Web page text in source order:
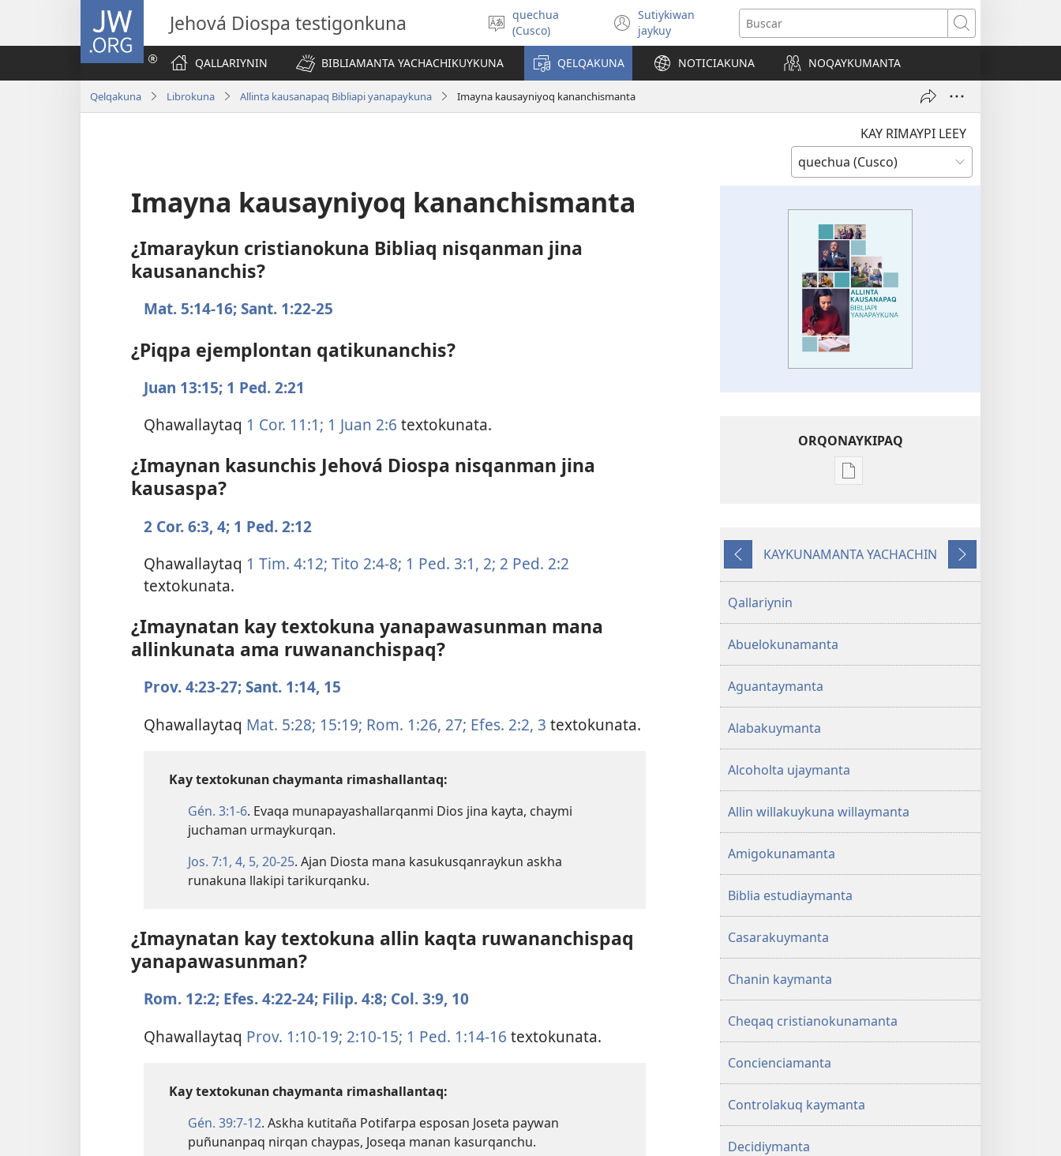
JW.ORG
Jehová Diospa testigonkuna
Simita
akllay
quechua
(Cusco)
Sutiykiwan
jaykuy(abre
una
nueva
ventana)
Buscar
QALLARIYNIN BIBLIAMANTA YACHACHIKUYKUNA QELQAKUNA NOTICIAKUNA NOQAYKUMANTA
Qelqakuna Librokuna Allinta kausanapaq Bibliapi yanapaykuna Imayna kausayniyoq kananchismanta
KAY RIMAYPI LEEY
Imayna kausayniyoq kananchismanta
¿Imaraykun cristianokuna Bibliaq nisqanman jina
kausananchis?
Mat. 5:​14-16; Sant. 1:​22-25
¿Piqpa ejemplontan qatikunanchis?
Juan 13:15; 1 Ped. 2:21
Qhawallaytaq 1 Cor. 11:1; 1 Juan 2:6 textokunata.
¿Imaynan kasunchis Jehová Diospa nisqanman jina
kausaspa?
2 Cor. 6:​3, 4; 1 Ped. 2:12
Qhawallaytaq 1 Tim. 4:12; Tito 2:​4-8; 1 Ped. 3:​1, 2; 2 Ped. 2:2
textokunata.
¿Imaynatan kay textokuna yanapawasunman mana
allinkunata ama ruwananchispaq?
Prov. 4:​23-27; Sant. 1:​14, 15
Qhawallaytaq Mat. 5:28; 15:19; Rom. 1:​26, 27; Efes. 2:​2, 3 textokunata.
Kay textokunan chaymanta rimashallantaq:
Gén. 3:​1-6. Evaqa munapayashallarqanmi Dios jina kayta, chaymi
juchaman urmaykurqan.
Jos. 7:​1, 4, 5, 20-25. Ajan Diosta mana kasukusqanraykun askha
runakuna llakipi tarikurqanku.
¿Imaynatan kay textokuna allin kaqta ruwananchispaq
yanapawasunman?
Rom. 12:2; Efes. 4:​22-24; Filip. 4:8; Col. 3:​9, 10
Qhawallaytaq Prov. 1:​10-19; 2:​10-15; 1 Ped. 1:​14-16 textokunata.
Kay textokunan chaymanta rimashallantaq:
Gén. 39:​7-12. Askha kutitaña Potifarpa esposan Joseta paywan
puñunanpaq nirqan chaypas, Joseqa manan kasurqanchu.
ORQONAYKIPAQ
Kaypi
kausanapaq
Kutiy
KAYKUNAMANTA YACHACHIN
Qatimuq
Qallariynin
Abuelokunamanta
Aguantaymanta
Alabakuymanta
Alcoholta ujaymanta
Allin willakuykuna willaymanta
Amigokunamanta
Biblia estudiaymanta
Casarakuymanta
Chanin kaymanta
Cheqaq cristianokunamanta
Concienciamanta
Controlakuq kaymanta
Decidiymanta